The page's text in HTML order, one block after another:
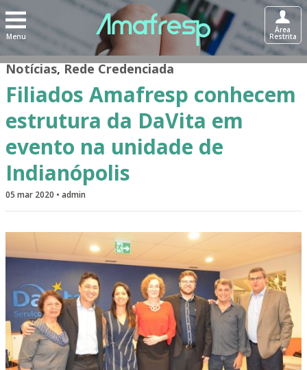
Menu
Área
Restrita
Notícias,Rede Credenciada
Filiados Amafresp conhecem
estrutura da DaVita em
evento na unidade de
Indianópolis
05 mar 2020 • admin